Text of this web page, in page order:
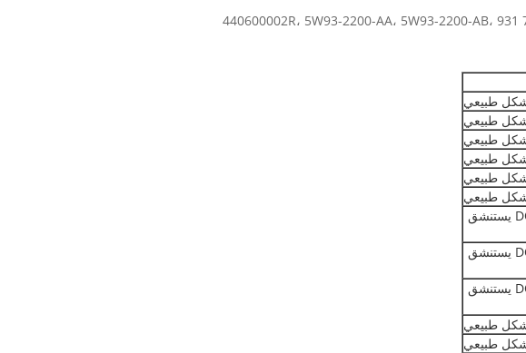
3.0L 2967CC 181Cu. في. V6 الغاز DOHC يستنشق
3.0L 2968CC 181Cu. في. V6 الغاز DOHC يستنشق
4.2L 4196CC 256Cu. في. V8 الغاز DOHC يستنشق